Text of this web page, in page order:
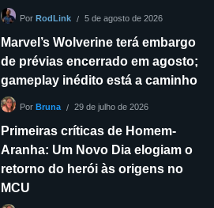
Por RodLink 5 de agosto de 2026
Marvel’s Wolverine terá embargo
de prévias encerrado em agosto;
gameplay inédito está a caminho
Por Bruna 29 de julho de 2026
Primeiras críticas de Homem-
Aranha: Um Novo Dia elogiam o
retorno do herói às origens no
MCU